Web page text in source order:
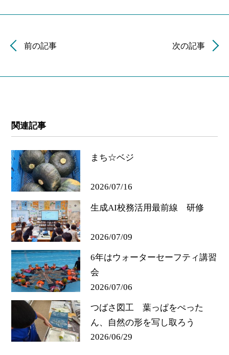
前の記事 次の記事
関連記事
まち☆ベジ
2026/07/16
生成AI校務活用最前線 研修
2026/07/09
6年はウォーターセーフティ講習
会
2026/07/06
つばさ図工 葉っぱをぺった
ん、自然の形を写し取ろう
2026/06/29